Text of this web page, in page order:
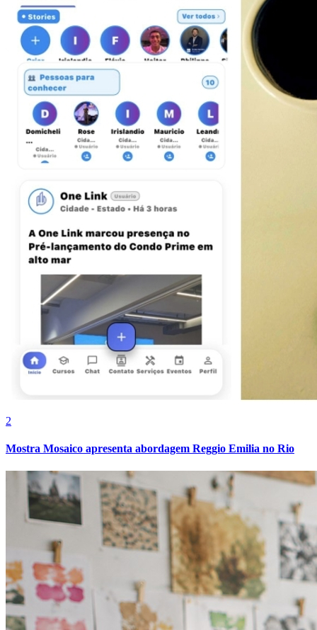
Athletico-PR
Bragantino
2
Mostra Mosaico apresenta abordagem Reggio Emilia no Rio